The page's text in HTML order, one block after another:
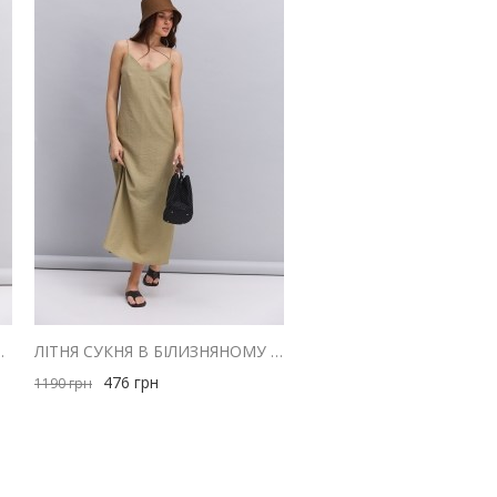
НА ГРУДЯХ ЛІТНЯ СУКНЯ В БІЛИЗНЯНОМУ СТИЛІ ОЛИВКОВА З ТРЬОМА БРЕТЕЛЯМИ
1190грн 476 грн